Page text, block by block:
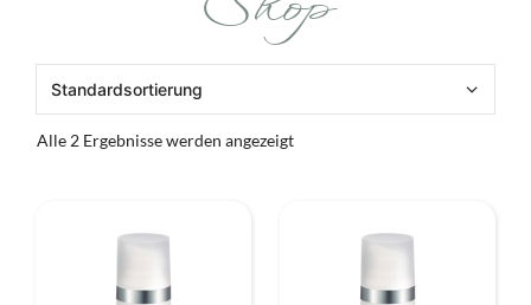
Alle 2 Ergebnisse werden angezeigt